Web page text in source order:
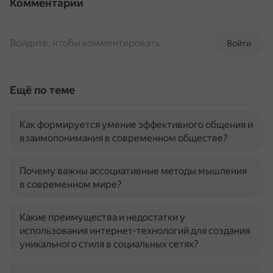
Комментарии
Войти
Войдите, чтобы комментировать
Ещё по теме
Как формируется умение эффективного общения и
взаимопонимания в современном обществе?
Почему важны ассоциативные методы мышления
в современном мире?
Какие преимущества и недостатки у
использования интернет-технологий для создания
уникального стиля в социальных сетях?